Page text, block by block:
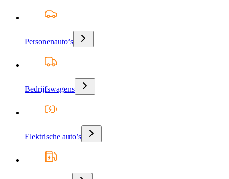
Personenauto’s
Bedrijfswagens
Elektrische auto’s